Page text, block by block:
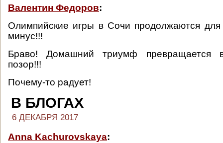
Валентин Федоров:
Олимпийские игры в Сочи продолжаются
минус!!!
Браво! Домашний триумф превращается
позор!!!
Почему-то радует!
В БЛОГАХ
6 ДЕКАБРЯ 2017
Anna Kachurovskaya: